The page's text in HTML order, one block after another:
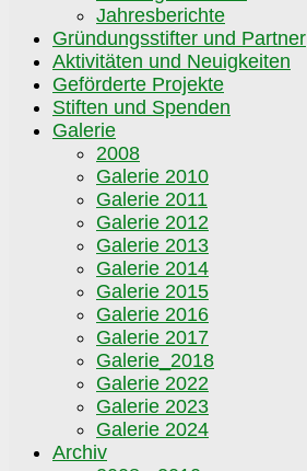
Jahresberichte
Gründungsstifter und Partner
Aktivitäten und Neuigkeiten
Geförderte Projekte
Stiften und Spenden
Galerie
2008
Galerie 2010
Galerie 2011
Galerie 2012
Galerie 2013
Galerie 2014
Galerie 2015
Galerie 2016
Galerie 2017
Galerie_2018
Galerie 2022
Galerie 2023
Galerie 2024
Archiv